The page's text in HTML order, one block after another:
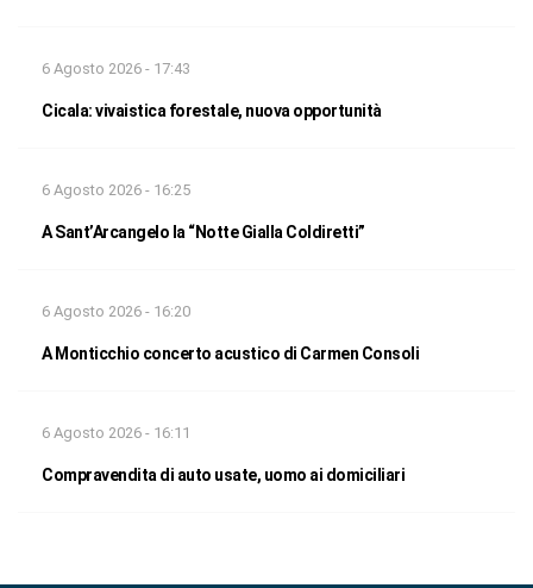
6 Agosto 2026 - 17:43
Cicala: vivaistica forestale, nuova opportunità
6 Agosto 2026 - 16:25
A Sant’Arcangelo la “Notte Gialla Coldiretti”
6 Agosto 2026 - 16:20
A Monticchio concerto acustico di Carmen Consoli
6 Agosto 2026 - 16:11
Compravendita di auto usate, uomo ai domiciliari